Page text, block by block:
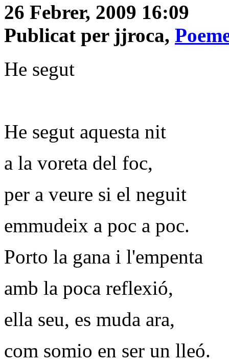
26 Febrer, 2009 16:09
Publicat per jjroca,
He segut
He segut aquesta nit
a la voreta del foc,
per a veure si el neguit
emmudeix a poc a poc.
Porto la gana i l'empenta
amb la poca reflexió,
ella seu, es muda ara,
com somio en ser un lleó.